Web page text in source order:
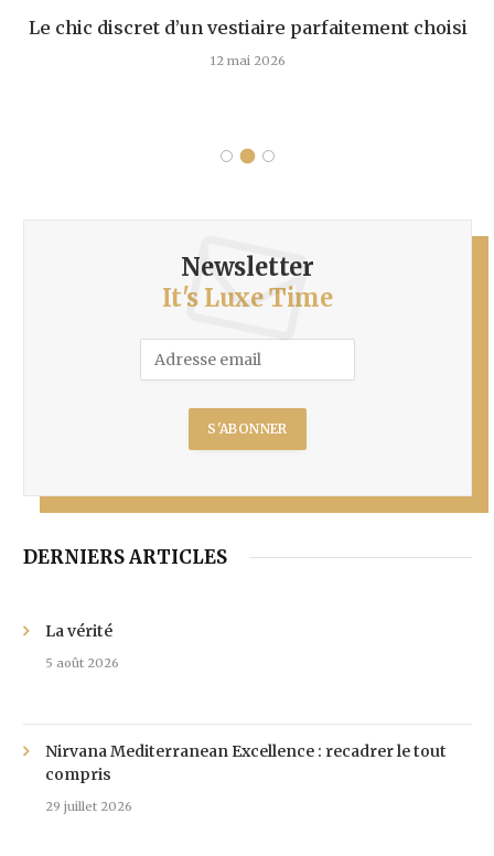
Le chic discret d’un vestiaire parfaitement choisi
12 mai 2026
Newsletter
It's Luxe Time
DERNIERS ARTICLES
La vérité
5 août 2026
Nirvana Mediterranean Excellence : recadrer le tout
compris
29 juillet 2026